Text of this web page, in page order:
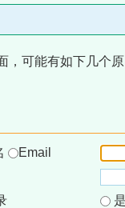
，可能有如下几个
Email